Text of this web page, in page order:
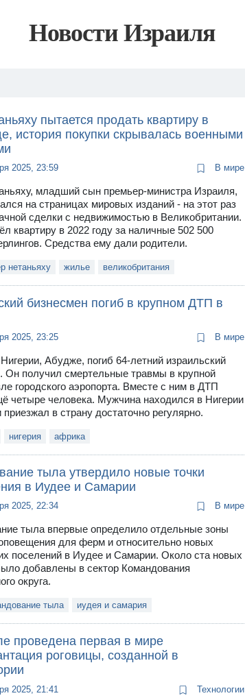
Новости Израиля
пытается продать квартиру в
история покупки скрывалась военными
2025, 23:59 В мире
младший сын премьер-министра Израиля,
на страницах мировых изданий - на этот раз
сделки с недвижимостью в Великобритании.
квартиру в 2022 году за наличные 502 500
Средства ему дали родители.
нетаньяху жилье великобритания
бизнесмен погиб в крупном ДТП в
2025, 23:25 В мире
Абудже, погиб 64-летний израильский
Он получил смертельные травмы в крупной
городского аэропорта. Вместе с ним в ДТП
четыре человека. Мужчина находился в Нигерии
в страну достаточно регулярно.
нигерия африка
тыла утвердило новые точки
в Иудее и Самарии
2025, 22:34 В мире
тыла впервые определило отдельные зоны
для ферм и относительно новых
поселений в Иудее и Самарии. Около ста новых
добавлены в сектор Командования
округа.
тыла иудея и самария
проведена первая в мире
роговицы, созданной в
2025, 21:41 Технологии